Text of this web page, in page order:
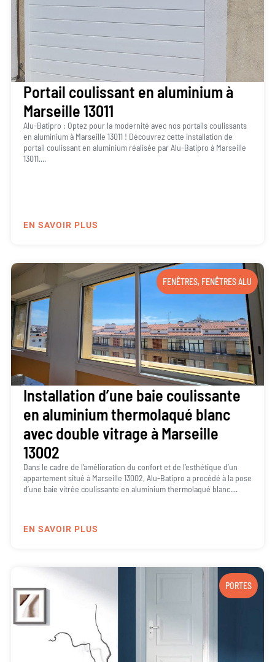
Portail coulissant en aluminium à
Marseille 13011
Alu-Batipro : Optez pour la modernité avec nos portails coulissants
en aluminium à Marseille 13011 ! Découvrez cette installation de
portail coulissant en aluminium réalisée par Alu-Batipro à Marseille
13011....
EN SAVOIR PLUS
FENÊTRES, FENÊTRES ALU
Installation d’une baie coulissante
en aluminium thermolaqué blanc
avec double vitrage à Marseille
13002
Dans le cadre de l’amélioration du confort et de l’esthétique d’un
appartement situé à Marseille 13002, Alu-Batipro a procédé à la pose
d’une baie vitrée coulissante en aluminium thermolaqué blanc....
EN SAVOIR PLUS
PORTES